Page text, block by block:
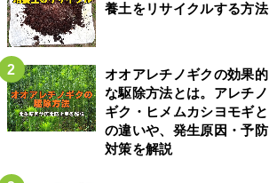
養土をリサイクルする方法
オオアレチノギクの効果的
な駆除方法とは。アレチノ
ギク・ヒメムカシヨモギと
の違いや、発生原因・予防
対策を解説